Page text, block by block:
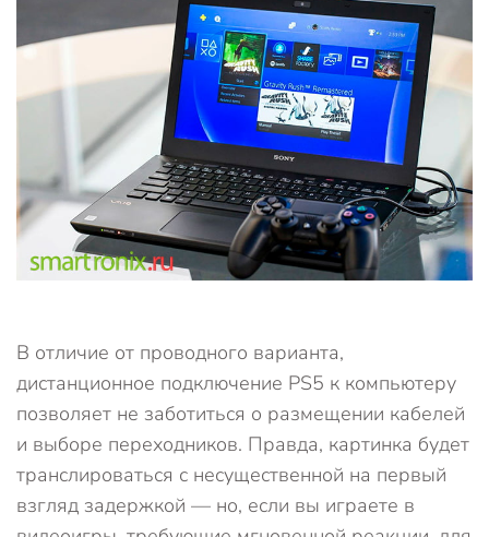
В отличие от проводного варианта,
дистанционное подключение PS5 к компьютеру
позволяет не заботиться о размещении кабелей
и выборе переходников. Правда, картинка будет
транслироваться с несущественной на первый
взгляд задержкой — но, если вы играете в